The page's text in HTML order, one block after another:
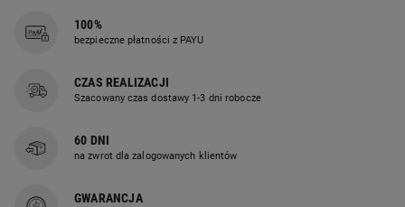
100%
bezpieczne płatności z PAYU
CZAS REALIZACJI
Szacowany czas dostawy 1-3 dni robocze
60 DNI
na zwrot dla zalogowanych klientów
GWARANCJA